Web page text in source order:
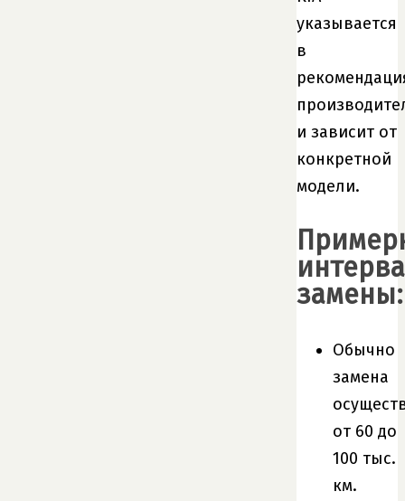
указывается
в
и зависит от
конкретной
модели.
замены:
Обычно
замена
от 60 до
100 тыс.
км.